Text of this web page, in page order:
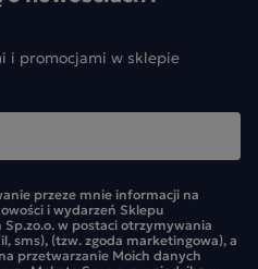
i promocjami w sklepie
przeze mnie informacji na
i wydarzeń Sklepu
w postaci otrzymywania
sms), (tzw. zgoda marketingowa), a
przetwarzanie Moich danych